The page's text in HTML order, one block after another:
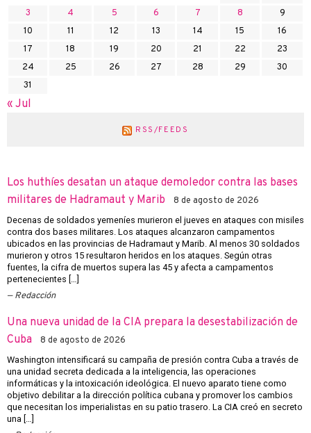
3
4 5 6 7 8
9
10
11 12 13 14 15
16
17
18 19 20 21 22
23
24
25 26 27 28 29
30
31
« Jul
RSS/FEEDS
Los huthíes desatan un ataque demoledor contra las bases
militares de Hadramaut y Marib
8 de agosto de 2026
Decenas de soldados yemeníes murieron el jueves en ataques con misiles
contra dos bases militares. Los ataques alcanzaron campamentos
ubicados en las provincias de Hadramaut y Marib. Al menos 30 soldados
murieron y otros 15 resultaron heridos en los ataques. Según otras
fuentes, la cifra de muertos supera las 45 y afecta a campamentos
pertenecientes […]
Redacción
Una nueva unidad de la CIA prepara la desestabilización de
Cuba
8 de agosto de 2026
Washington intensificará su campaña de presión contra Cuba a través de
una unidad secreta dedicada a la inteligencia, las operaciones
informáticas y la intoxicación ideológica. El nuevo aparato tiene como
objetivo debilitar a la dirección política cubana y promover los cambios
que necesitan los imperialistas en su patio trasero. La CIA creó en secreto
una […]